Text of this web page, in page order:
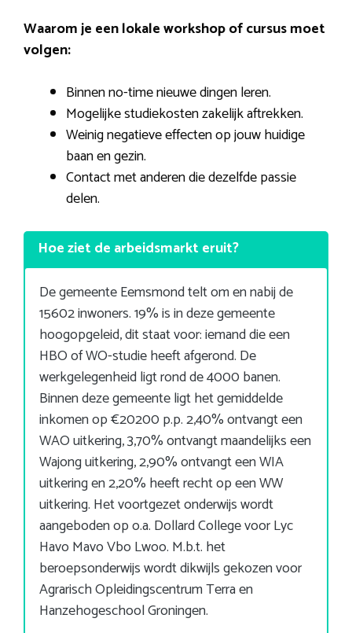
Waarom je een lokale workshop of cursus moet
volgen:
Binnen no-time nieuwe dingen leren.
Mogelijke studiekosten zakelijk aftrekken.
Weinig negatieve effecten op jouw huidige
baan en gezin.
Contact met anderen die dezelfde passie
delen.
Hoe ziet de arbeidsmarkt eruit?
De gemeente Eemsmond telt om en nabij de
15602 inwoners. 19% is in deze gemeente
hoogopgeleid, dit staat voor: iemand die een
HBO of WO-studie heeft afgerond. De
werkgelegenheid ligt rond de 4000 banen.
Binnen deze gemeente ligt het gemiddelde
inkomen op €20200 p.p. 2,40% ontvangt een
WAO uitkering, 3,70% ontvangt maandelijks een
Wajong uitkering, 2,90% ontvangt een WIA
uitkering en 2,20% heeft recht op een WW
uitkering. Het voortgezet onderwijs wordt
aangeboden op o.a. Dollard College voor Lyc
Havo Mavo Vbo Lwoo. M.b.t. het
beroepsonderwijs wordt dikwijls gekozen voor
Agrarisch Opleidingscentrum Terra en
Hanzehogeschool Groningen.